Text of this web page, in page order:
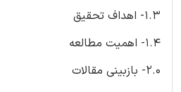
1.3- اهداف تحقیق
1.4- اهمیت مطالعه
2.0- بازبینی مقالات